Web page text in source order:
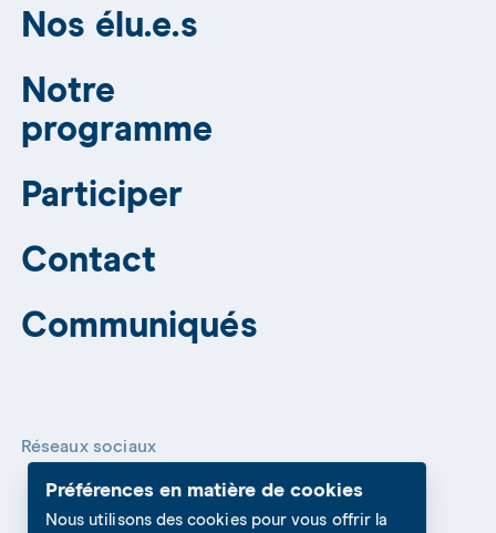
Préférences en matière de cookies
Nous utilisons des cookies pour vous offrir la
Nos élu.e.s
Notre
programme
Participer
Contact
Communiqués
Réseaux sociaux